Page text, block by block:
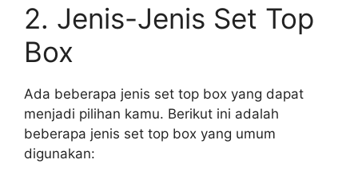
2. Jenis-Jenis Set Top
Box
Ada beberapa jenis set top box yang dapat
menjadi pilihan kamu. Berikut ini adalah
beberapa jenis set top box yang umum
digunakan: